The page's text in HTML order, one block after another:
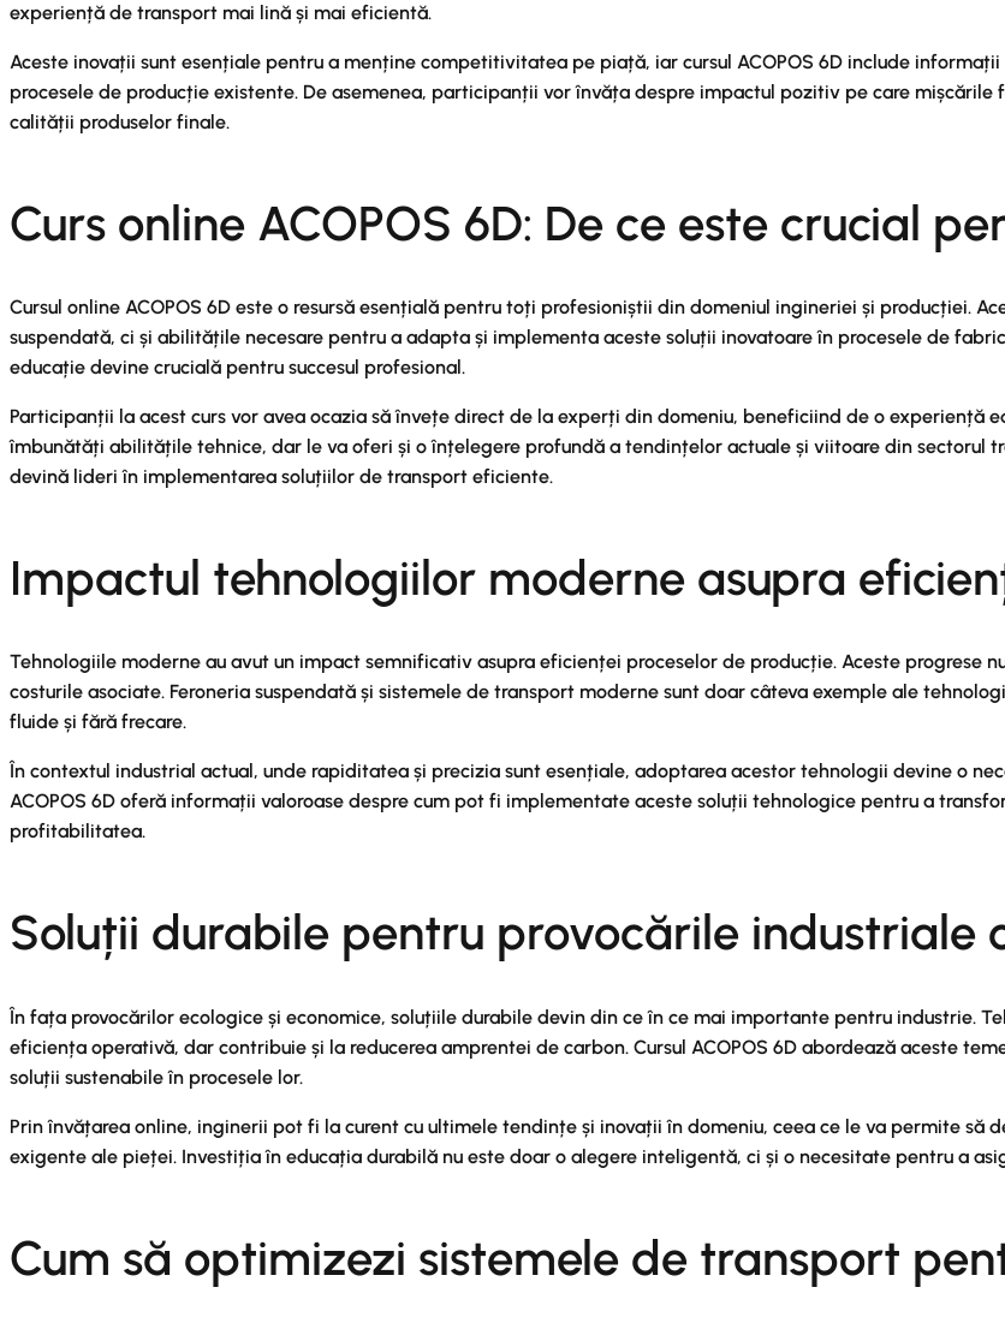
experiență de transport mai lină și mai eficientă.
Aceste inovații sunt esențiale pentru a menține competitivitatea pe piață, iar cursul ACOPOS 6D include
procesele de producție existente. De asemenea, participanții vor învăța despre impactul pozitiv pe care
calității produselor finale.
Curs online ACOPOS 6D: De ce este crucial
Cursul online ACOPOS 6D este o resursă esențială pentru toți profesioniștii din domeniul ingineriei și producției.
suspendată, ci și abilitățile necesare pentru a adapta și implementa aceste soluții inovatoare în procesele de
educație devine crucială pentru succesul profesional.
Participanții la acest curs vor avea ocazia să învețe direct de la experți din domeniu, beneficiind de o experiență
îmbunătăți abilitățile tehnice, dar le va oferi și o înțelegere profundă a tendințelor actuale și viitoare din sectorul
devină lideri în implementarea soluțiilor de transport eficiente.
Impactul tehnologiilor moderne asupra
Tehnologiile moderne au avut un impact semnificativ asupra eficienței proceselor de producție. Aceste progrese
costurile asociate. Feroneria suspendată și sistemele de transport moderne sunt doar câteva exemple ale
fluide și fără frecare.
În contextul industrial actual, unde rapiditatea și precizia sunt esențiale, adoptarea acestor tehnologii devine o
ACOPOS 6D oferă informații valoroase despre cum pot fi implementate aceste soluții tehnologice pentru a
profitabilitatea.
Soluții durabile pentru provocările industriale
În fața provocărilor ecologice și economice, soluțiile durabile devin din ce în ce mai importante pentru industrie.
eficiența operativă, dar contribuie și la reducerea amprentei de carbon. Cursul ACOPOS 6D abordează aceste
soluții sustenabile în procesele lor.
Prin învățarea online, inginerii pot fi la curent cu ultimele tendințe și inovații în domeniu, ceea ce le va permite
exigente ale pieței. Investiția în educația durabilă nu este doar o alegere inteligentă, ci și o necesitate pentru a
Cum să optimizezi sistemele de transport